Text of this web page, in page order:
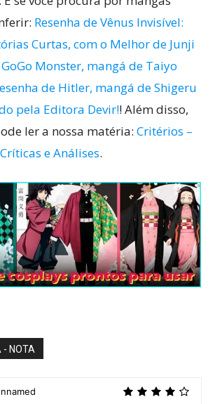
Resenha de Vênus Invisível:
Curtas, com o Melhor de Junji
GoGo Monster, mangá de Taiyo
de Hitler, mangá de Shigeru
pela Editora Devir!! Além disso,
ler a nossa matéria: Critérios –
e Análises.
- NOTA